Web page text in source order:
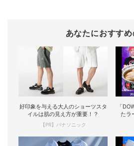
あなたにおすす
好印象を与える大人のショーツスタ
イルは肌の見え方が重要！？
【PR】パナソニック
「
たラ